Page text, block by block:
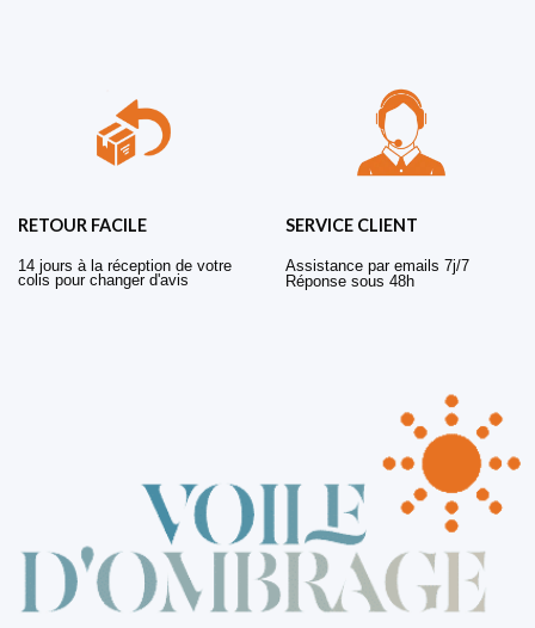
RETOUR FACILE
14 jours à la réception de votre
colis pour changer d'avis
SERVICE CLIENT
Assistance par emails 7j/7
Réponse sous 48h